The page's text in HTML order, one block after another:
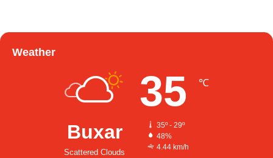
Weather
Buxar
Scattered Clouds
35 ℃
35º - 29º
48%
4.44 km/h